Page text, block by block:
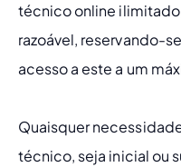
técnico online
razoável, reservando-
acesso a este a um
Quaisquer
técnico, seja inicial ou